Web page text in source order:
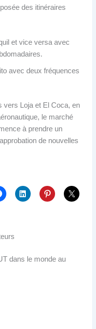
des itinéraires
et vice versa avec
avec deux fréquences
vers Loja et El Coca, en
le marché
à prendre un
de nouvelles
dans le monde au